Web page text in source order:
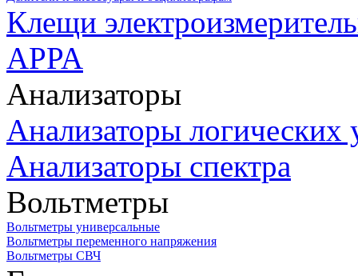
Клещи
APPA
Анализаторы
Анализаторы логических
Анализаторы спектра
Вольтметры
Вольтметры универсальные
Вольтметры переменного напряжения
Вольтметры СВЧ